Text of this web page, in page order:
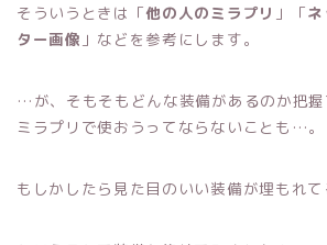
そういうときは「他の人のミラプリ 」「
ター画像 」などを参考にします。
…が、そもそもどんな装備があるのか把握
ミラプリで使おうってならないことも…。
もしかしたら見た目のいい装備が埋もれて